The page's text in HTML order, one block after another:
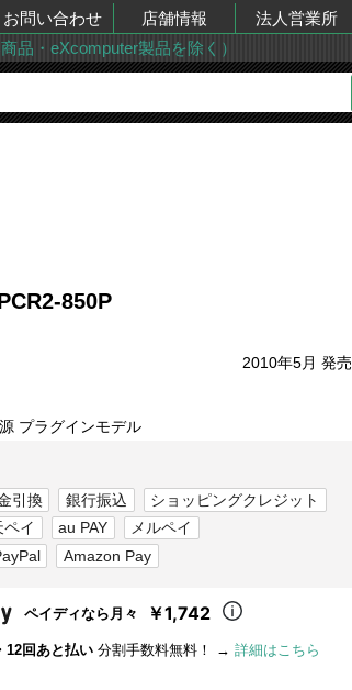
お問い合わせ 店舗情報 法人営業所
品・eXcomputer製品を除く）
850P
2010年5月 発売
プラグインモデル
引換 銀行振込
ショッピングクレジット
ペイ au PAY
メルペイ
Amazon Pay
ペイディなら月々 ￥1,742
12回あと払い 分割手数料無料！ → 詳細はこちら